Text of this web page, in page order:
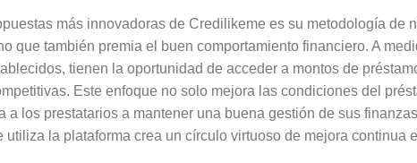
más innovadoras de Credilikeme es su metodología de
que también premia el buen comportamiento financiero. A
tienen la oportunidad de acceder a montos de
Este enfoque no solo mejora las condiciones del
a los prestatarios a mantener una buena gestión de sus
utiliza la plataforma crea un círculo virtuoso de mejora continua